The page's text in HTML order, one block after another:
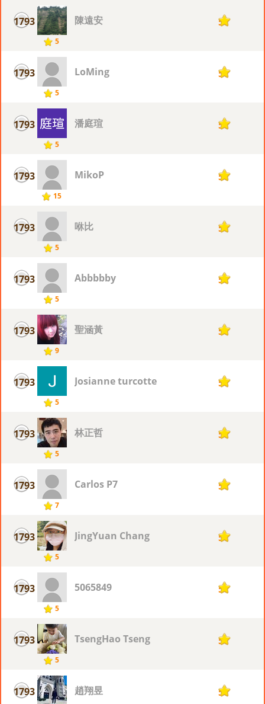
1793
5
陳遠安 5
1793
5
LoMing 5
1793
5
潘庭瑄 5
1793
15
MikoP 5
1793
5
咻比 5
1793
5
Abbbbby 5
1793
9
聖涵黃 5
1793
5
Josianne turcotte 5
1793
5
林正哲 5
1793
7
Carlos P7 5
1793
5
JingYuan Chang 5
1793
5
5065849 5
1793
5
TsengHao Tseng 5
1793 趙翔昱 5